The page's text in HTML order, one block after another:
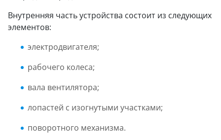
Внутренняя часть устройства состоит из следующих
элементов:
электродвигателя;
рабочего колеса;
вала вентилятора;
лопастей с изогнутыми участками;
поворотного механизма.